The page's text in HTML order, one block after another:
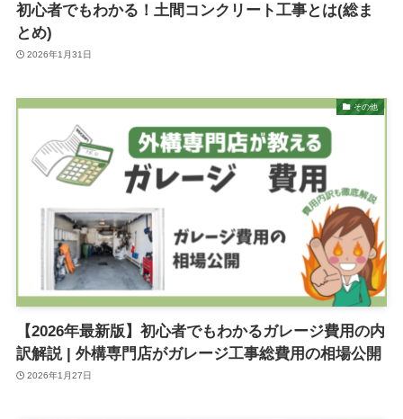
初心者でもわかる！土間コンクリート工事とは(総ま
とめ)
2026年1月31日
その他
【2026年最新版】初心者でもわかるガレージ費用の内
訳解説 | 外構専門店がガレージ工事総費用の相場公開
2026年1月27日